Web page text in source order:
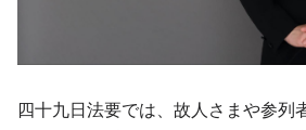
四十九日法要では、故人さまや参列